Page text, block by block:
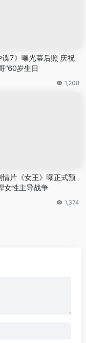
谍7》曝光幕后照 庆祝
”60岁生日
1,208
情片《女王》曝正式预
女性主导战争
1,374